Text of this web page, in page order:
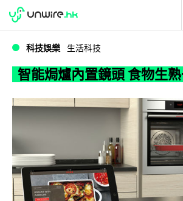
智能焗爐內置鏡頭 食物生熟
WWDC 2026
科技娛樂 生活科技
智能焗爐內置鏡頭 食物生